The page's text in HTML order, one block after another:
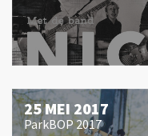
25 MEI 2017
ParkBOP 2017